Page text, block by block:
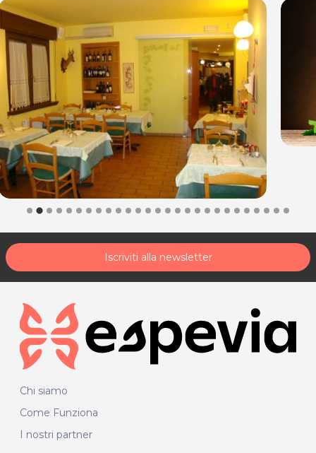
33030 Bonzicco - Dignano
P.IVA 01525250930
Tel. 0432 951002
Per ulteriori informazioni sull'offerta o sulle modalità di acquisto
scrivi a
posta@espevia.it .
Iscriviti alla newsletter
Chi siamo
Come Funziona
I nostri partner